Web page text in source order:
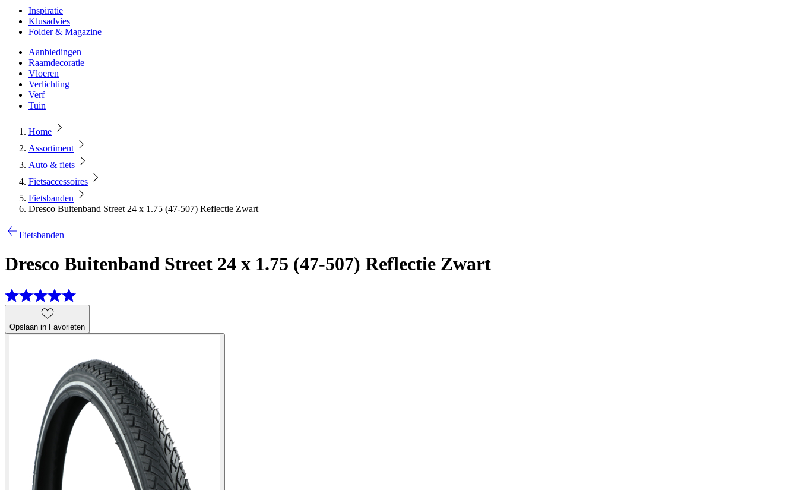
Inspiratie
Klusadvies
Folder & Magazine
Aanbiedingen
Raamdecoratie
Vloeren
Verlichting
Verf
Tuin
Home
Assortiment
Auto & fiets
Fietsaccessoires
Fietsbanden
Dresco Buitenband Street 24 x 1.75 (47-507) Reflectie Zwart
Fietsbanden
Dresco Buitenband Street 24 x 1.75 (47-507) Reflectie Zwart
Opslaan in Favorieten